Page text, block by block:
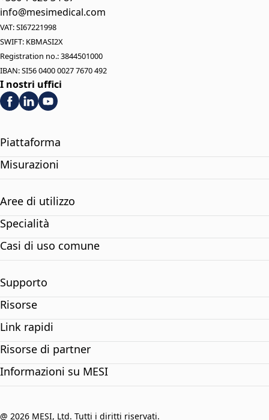
info@mesimedical.com
VAT: SI67221998
SWIFT: KBMASI2X
Registration no.: 3844501000
IBAN: SI56 0400 0027 7670 492
I nostri uffici
Piattaforma
Misurazioni
Aree di utilizzo
Specialità
Casi di uso comune
Supporto
Risorse
Link rapidi
Risorse di partner
Informazioni su MESI
@ 2026 MESI, Ltd. Tutti i diritti riservati.